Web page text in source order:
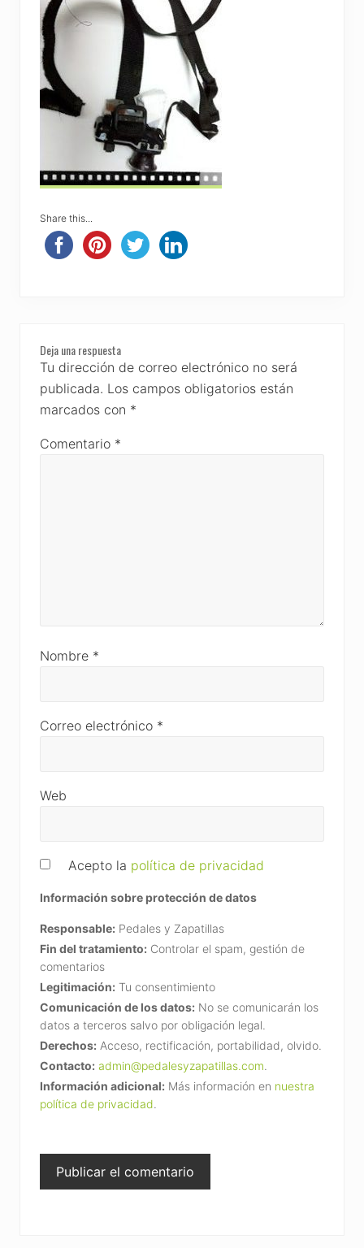
Share this...
Reader
Interactions
Deja una respuesta
Tu dirección de correo electrónico no será
publicada. Los campos obligatorios están
marcados con *
Comentario *
Nombre *
Correo electrónico *
Web
Acepto la política de privacidad
Información sobre protección de datos
Responsable: Pedales y Zapatillas
Fin del tratamiento: Controlar el spam, gestión de
comentarios
Legitimación: Tu consentimiento
Comunicación de los datos: No se comunicarán los
datos a terceros salvo por obligación legal.
Derechos: Acceso, rectificación, portabilidad, olvido.
Contacto: admin@pedalesyzapatillas.com.
Información adicional: Más información en nuestra
política de privacidad.